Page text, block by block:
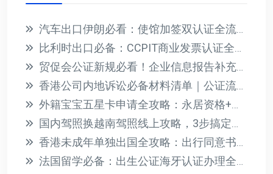
汽车出口伊朗必看：使馆加签双认证全流程指南
比利时出口必备：CCPIT商业发票认证全攻略
贸促会公证新规必看！企业信息报告补充说明模板与办理指南
香港公司内地诉讼必备材料清单｜公证流程详解
外籍宝宝五星卡申请全攻略：永居资格+教育医疗福利一步到位
国内驾照换越南驾照线上攻略，3步搞定双认证+有效期说明
香港未成年单独出国全攻略：出行同意书公证与海牙认证指南
法国留学必备：出生公证海牙认证办理全攻略（高效省心）